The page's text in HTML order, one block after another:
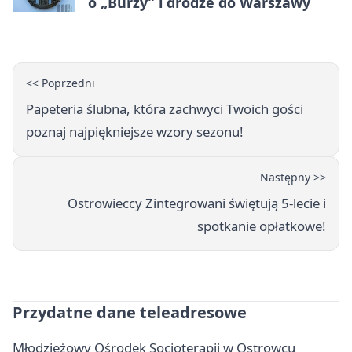
<< Poprzedni
Papeteria ślubna, która zachwyci Twoich gości
poznaj najpiękniejsze wzory sezonu!
Następny >>
Ostrowieccy Zintegrowani świętują 5-lecie i
spotkanie opłatkowe!
Przydatne dane teleadresowe
Młodzieżowy Ośrodek Socjoterapii w Ostrowcu